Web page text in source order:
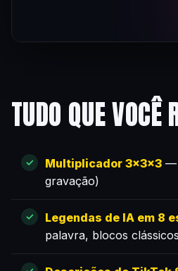
TUDO QUE VOCÊ
Multiplicador 3×3×3 —
gravação)
Legendas de IA em 8
palavra, blocos